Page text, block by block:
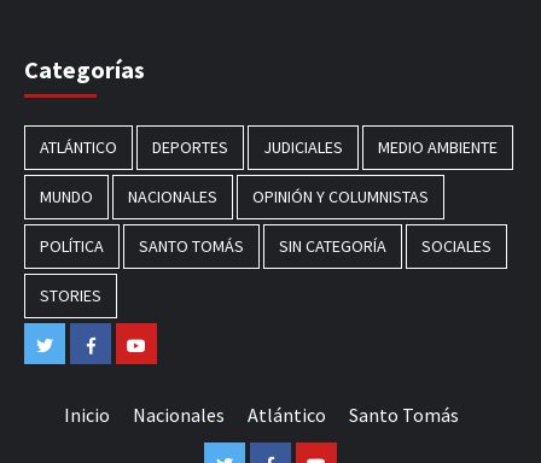
Categorías
ATLÁNTICO DEPORTES JUDICIALES MEDIO AMBIENTE
MUNDO NACIONALES OPINIÓN Y COLUMNISTAS
POLÍTICA SANTO TOMÁS SIN CATEGORÍA SOCIALES
STORIES
TwitterFacebook
Inicio Nacionales Atlántico Santo Tomás